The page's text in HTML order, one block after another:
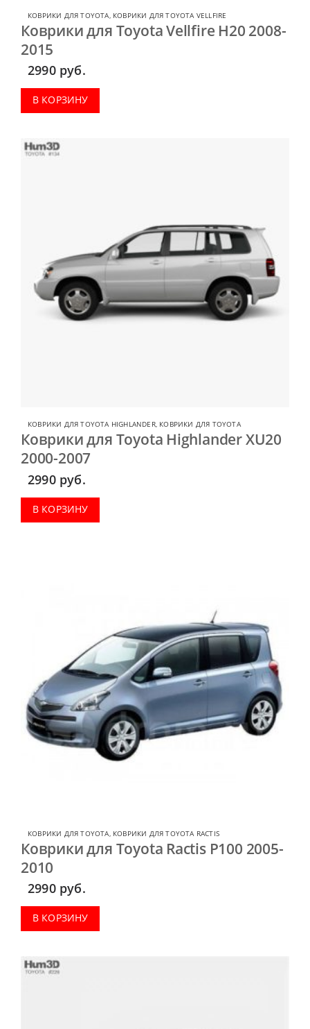
КОВРИКИ ДЛЯ TOYOTA, КОВРИКИ ДЛЯ TOYOTA VELLFIRE
Коврики для Toyota Vellfire H20 2008-
2015
2990 руб.
В КОРЗИНУ
КОВРИКИ ДЛЯ TOYOTA HIGHLANDER, КОВРИКИ ДЛЯ TOYOTA
Коврики для Toyota Highlander XU20
2000-2007
2990 руб.
В КОРЗИНУ
КОВРИКИ ДЛЯ TOYOTA КОВРИКИ ДЛЯ TOYOTA RACTIS
Коврики для Toyota Ractis P100 2005-
2010
2990 руб.
В КОРЗИНУ